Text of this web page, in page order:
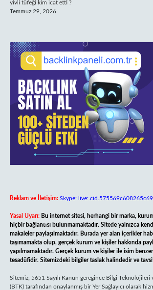
yivli tüfeği kim icat etti ?
Temmuz 29, 2026
Reklam ve İletişim: Skype: live:.cid.575569c608265c69
Yasal Uyarı: Bu internet sitesi, herhangi bir marka,
hiçbir bağlantısı bulunmamaktadır. Sitede yalnızca kendi
makaleler paylaşılmaktadır. Burada yer alan içerikler
taşımamakta olup, gerçek kurum ve kişiler hakkında
yapılmamaktadır. Gerçek kurum ve kişiler ile isim
tesadüfidir. Sitemizdeki bilgiler taslak halindedir ve
Sitemiz, 5651 Sayılı Kanun gereğince Bilgi Teknolojileri
(BTK) tarafından onaylanmış bir Yer Sağlayıcı olarak